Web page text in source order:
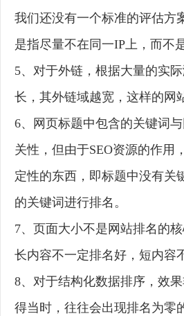
我们还没有一个标准的评估方
是指尽量不在同一IP上，而不
5、对于外链，根据大量的实
长，其外链域越宽，这样的网
6、网页标题中包含的关键词
关性，但由于SEO资源的作用
定性的东西，即标题中没有关
的关键词进行排名。
7、页面大小不是网站排名的
长内容不一定排名好，短内容
8、对于结构化数据排序，效
得当时，往往会出现排名为零